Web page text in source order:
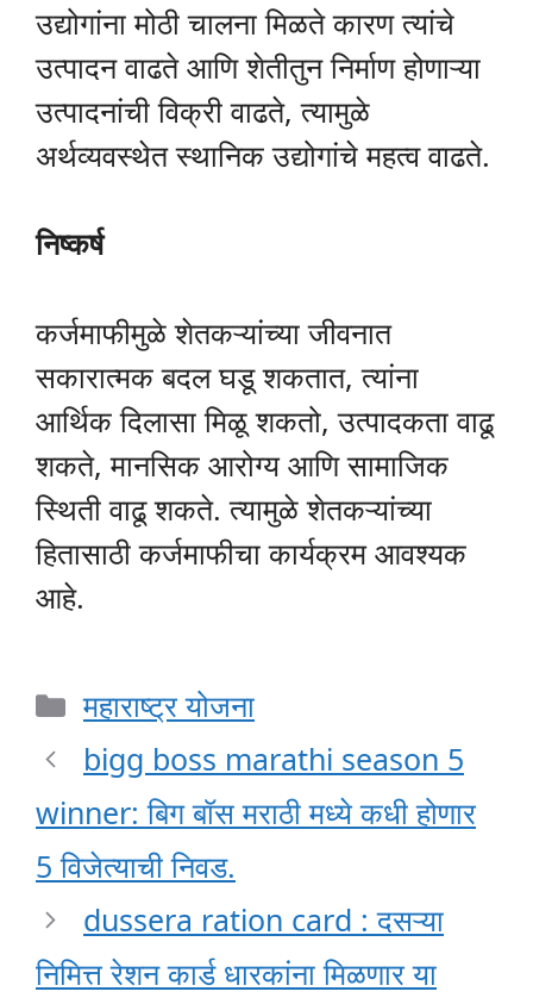
उद्योगांना मोठी चालना मिळते कारण त्यांचे
उत्पादन वाढते आणि शेतीतुन निर्माण होणाऱ्या
उत्पादनांची विक्री वाढते, त्यामुळे
अर्थव्यवस्थेत स्थानिक उद्योगांचे महत्व वाढते.
निष्कर्ष
कर्जमाफीमुळे शेतकऱ्यांच्या जीवनात
सकारात्मक बदल घडू शकतात, त्यांना
आर्थिक दिलासा मिळू शकतो, उत्पादकता वाढू
शकते, मानसिक आरोग्य आणि सामाजिक
स्थिती वाढू शकते. त्यामुळे शेतकऱ्यांच्या
हितासाठी कर्जमाफीचा कार्यक्रम आवश्यक
आहे.
Categories
महाराष्ट्र योजना
bigg boss marathi season 5
winner: बिग बॉस मराठी मध्ये कधी होणार
5 विजेत्याची निवड.
dussera ration card : दसऱ्या
निमित्त रेशन कार्ड धारकांना मिळणार या